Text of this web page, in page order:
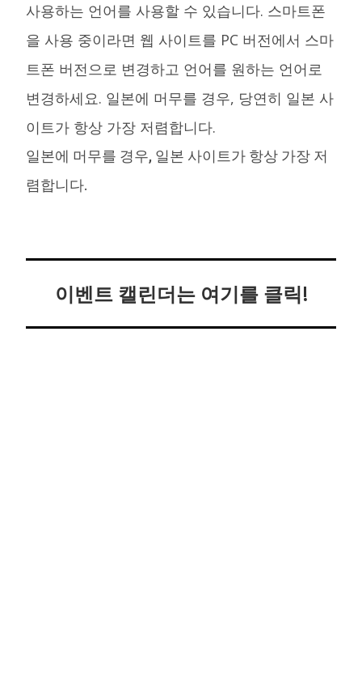
사용하는 언어를 사용할 수 있습니다. 스마트폰
을 사용 중이라면 웹 사이트를 PC 버전에서 스마
트폰 버전으로 변경하고 언어를 원하는 언어로
변경하세요. 일본에 머무를 경우, 당연히 일본 사
이트가 항상 가장 저렴합니다.
일본에 머무를 경우, 일본 사이트가 항상 가장 저
렴합니다.
이벤트 캘린더는 여기를 클릭!